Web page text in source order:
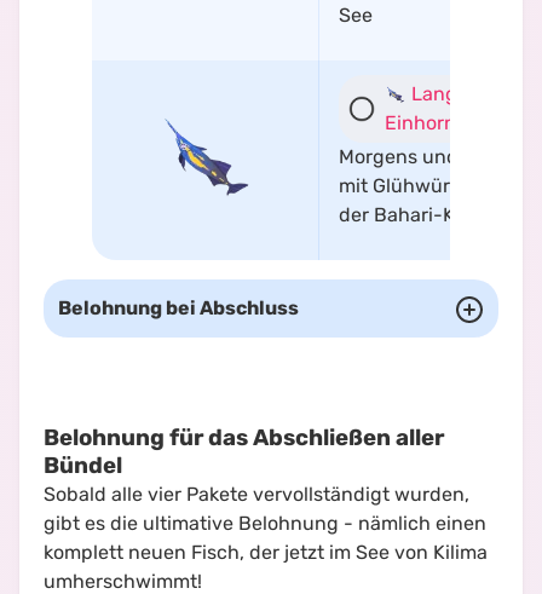
See
Langnasiger
Einhornfisch
Morgens und Mittags
mit Glühwürmern an
der Bahari-Küste
Belohnung bei Abschluss
Belohnung für das Abschließen aller
Bündel
Sobald alle vier Pakete vervollständigt wurden,
gibt es die ultimative Belohnung - nämlich einen
komplett neuen Fisch, der jetzt im See von Kilima
umherschwimmt!